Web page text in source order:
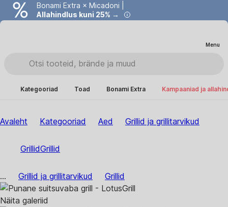
Bonami Extra × Micadoni |
Allahindlus kuni 25% →
Menu
Kategooriad Toad Bonami Extra Kampaaniad ja
Avaleht Kategooriad Aed Grillid ja grillitarvikud
GrillidGrillid
... Grillid ja grillitarvikud Grillid
Näita galeriid